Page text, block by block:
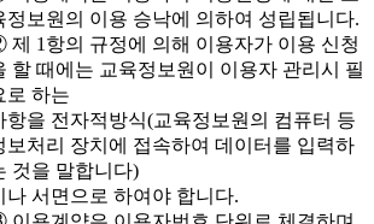
정보원의 이용 승낙에 의하여 성립됩니다.
제 1항의 규정에 의해 이용자가 이용 신청
할 때에는 교육정보원이 이용자 관리시 필
로 하는
항을 전자적방식(교육정보원의 컴퓨터 등
보처리 장치에 접속하여 데이터를 입력하
것을 말합니다)
나 서면으로 하여야 합니다.